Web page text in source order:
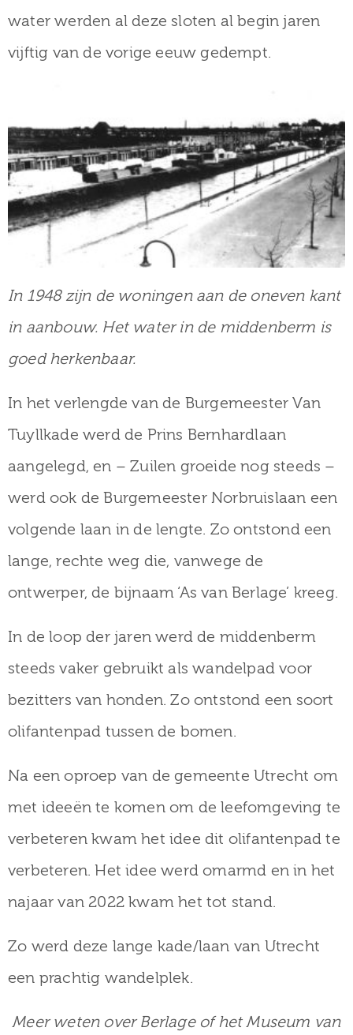
water werden al deze sloten al begin jaren
vijftig van de vorige eeuw gedempt.
In 1948 zijn de woningen aan de oneven kant
in aanbouw. Het water in de middenberm is
goed herkenbaar.
In het verlengde van de Burgemeester Van
Tuyllkade werd de Prins Bernhardlaan
aangelegd, en – Zuilen groeide nog steeds –
werd ook de Burgemeester Norbruislaan een
volgende laan in de lengte. Zo ontstond een
lange, rechte weg die, vanwege de
ontwerper, de bijnaam ‘As van Berlage’ kreeg.
In de loop der jaren werd de middenberm
steeds vaker gebruikt als wandelpad voor
bezitters van honden. Zo ontstond een soort
olifantenpad tussen de bomen.
Na een oproep van de gemeente Utrecht om
met ideeën te komen om de leefomgeving te
verbeteren kwam het idee dit olifantenpad te
verbeteren. Het idee werd omarmd en in het
najaar van 2022 kwam het tot stand.
Zo werd deze lange kade/laan van Utrecht
een prachtig wandelplek.
Meer weten over Berlage of het Museum van